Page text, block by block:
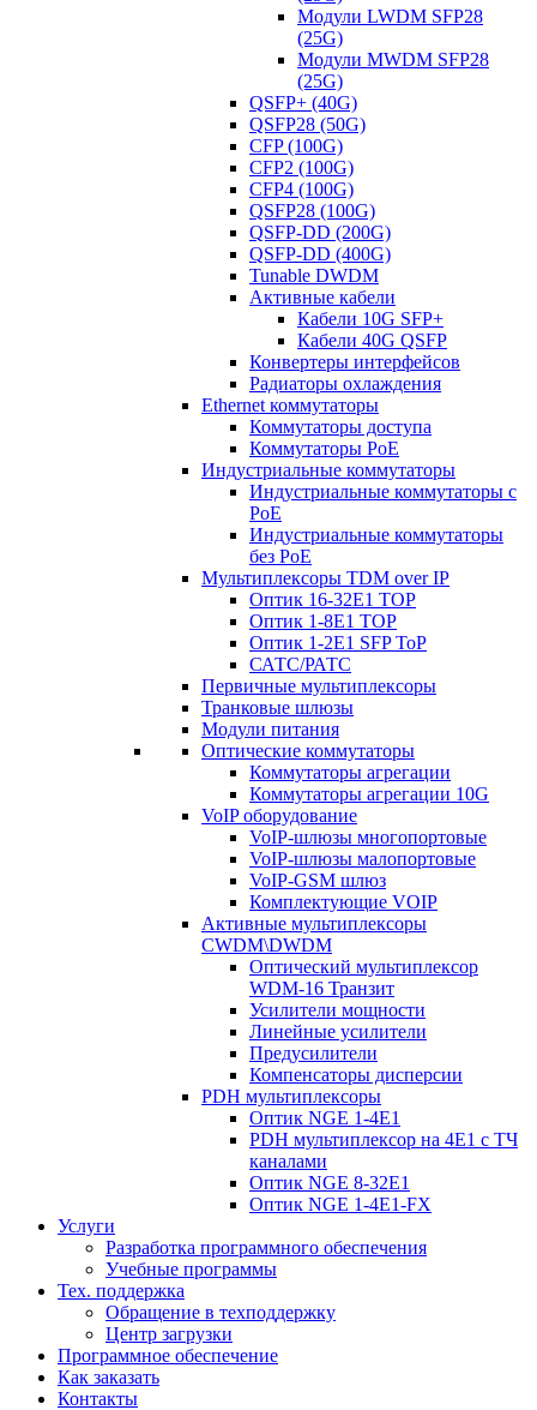
Модули LWDM SFP28
(25G)
Модули MWDM SFP28
(25G)
QSFP+ (40G)
QSFP28 (50G)
CFP (100G)
CFP2 (100G)
CFP4 (100G)
QSFP28 (100G)
QSFP-DD (200G)
QSFP-DD (400G)
Tunable DWDM
Активные кабели
Кабели 10G SFP+
Кабели 40G QSFP
Конвертеры интерфейсов
Радиаторы охлаждения
Ethernet коммутаторы
Коммутаторы доступа
Коммутаторы PoE
Индустриальные коммутаторы
Индустриальные коммутаторы с
PoE
Индустриальные коммутаторы
без PoE
Мультиплексоры TDM over IP
Оптик 16-32E1 TOP
Оптик 1-8E1 TOP
Оптик 1-2E1 SFP ToP
САТС/РАТС
Первичные мультиплексоры
Транковые шлюзы
Модули питания
Оптические коммутаторы
Коммутаторы агрегации
Коммутаторы агрегации 10G
VoIP оборудование
VoIP-шлюзы многопортовые
VoIP-шлюзы малопортовые
VoIP-GSM шлюз
Комплектующие VOIP
Активные мультиплексоры
CWDM\DWDM
Оптический мультиплексор
WDM-16 Транзит
Усилители мощности
Линейные усилители
Предусилители
Компенсаторы дисперсии
PDH мультиплексоры
Оптик NGE 1-4E1
PDH мультиплексор на 4Е1 с ТЧ
каналами
Оптик NGE 8-32E1
Оптик NGE 1-4E1-FX
Услуги
Разработка программного обеспечения
Учебные программы
Тех. поддержка
Обращение в техподдержку
Центр загрузки
Программное обеспечение
Как заказать
Контакты